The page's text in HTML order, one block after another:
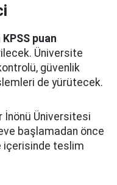
KPSS puan
Üniversite
güvenlik
de yürütecek.
İnönü Üniversitesi
başlamadan önce
içerisinde teslim